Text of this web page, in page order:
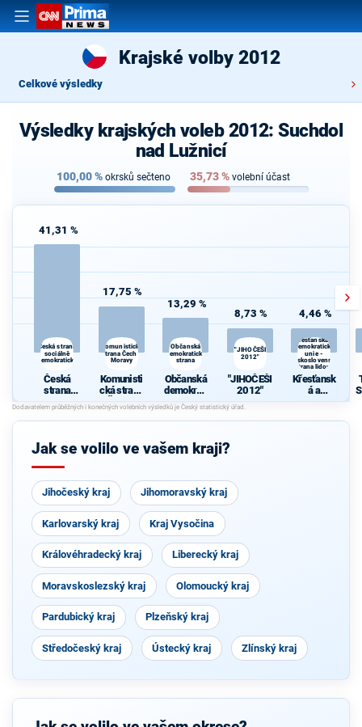
Krajské volby 2012
Celkové výsledky
Výsledky krajských voleb 2012: Suchdol
nad Lužnicí
100,00% okrsků sečteno 35,73% volební účast
41,31 %
Česká strana
sociálně
demokratická
Česká
strana
sociálně
demokrati
cká
17,75 %
Komunistická
strana Čech a
Moravy
Komunisti
cká strana
Čech a
Moravy
13,29 %
Občanská
demokratická
strana
Občanská
demokrati
cká strana
8,73 %
"JIHOČEŠI
2012"
"JIHOČEŠI
2012"
4,46 %
Křesťanská a
demokratická
unie -
Československá
strana lidová
Křesťansk
á a
demokrati
Českoslov
Jak se volilo ve vašem kraji?
Jihočeský kraj Jihomoravský kraj
Karlovarský kraj Kraj Vysočina
Královéhradecký kraj Liberecký kraj
Moravskoslezský kraj Olomoucký kraj
Pardubický kraj Plzeňský kraj
Středočeský kraj Ústecký kraj Zlínský kraj